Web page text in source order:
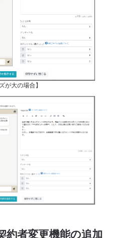
が大の場合】
約者変更機能の追加